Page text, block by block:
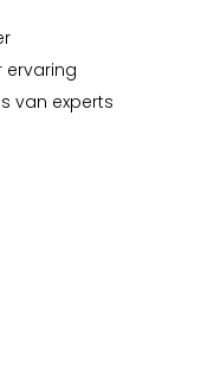
ervaring
van experts